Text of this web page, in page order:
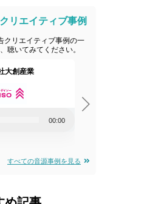
リエイティブ事例
クリエイティブ事例の一
聴いてみてください。
大創産業
00:00
すべての音源事例を見る